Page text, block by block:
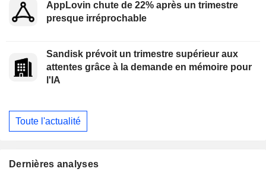
AppLovin chute de 22% après un trimestre
presque irréprochable
Sandisk prévoit un trimestre supérieur aux
attentes grâce à la demande en mémoire pour
l'IA
Toute l'actualité
Dernières analyses